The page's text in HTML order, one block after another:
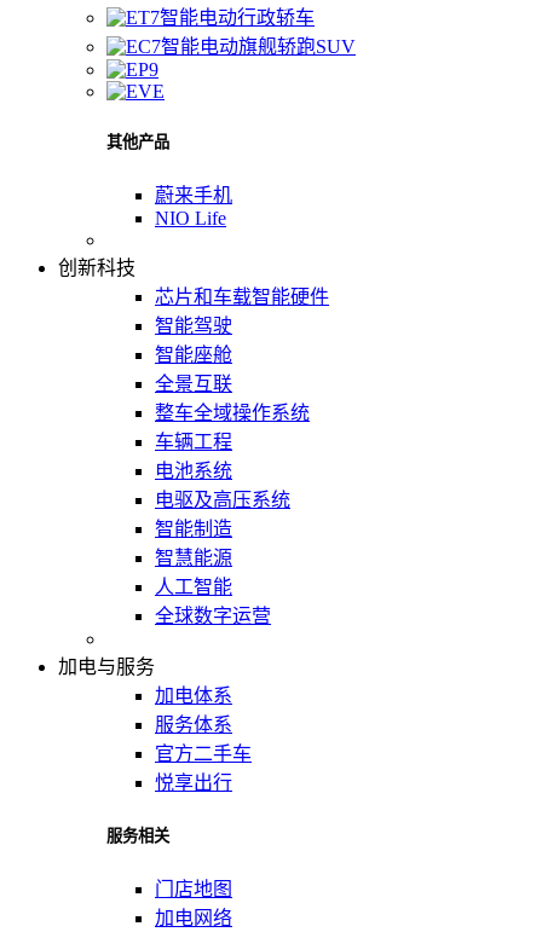
智能电动行政轿车
智能电动旗舰轿跑SUV
其他产品
蔚来手机
NIO Life
创新科技
芯片和车载智能硬件
智能驾驶
智能座舱
全景互联
整车全域操作系统
车辆工程
电池系统
电驱及高压系统
智能制造
智慧能源
人工智能
全球数字运营
加电与服务
加电体系
服务体系
官方二手车
悦享出行
服务相关
门店地图
加电网络